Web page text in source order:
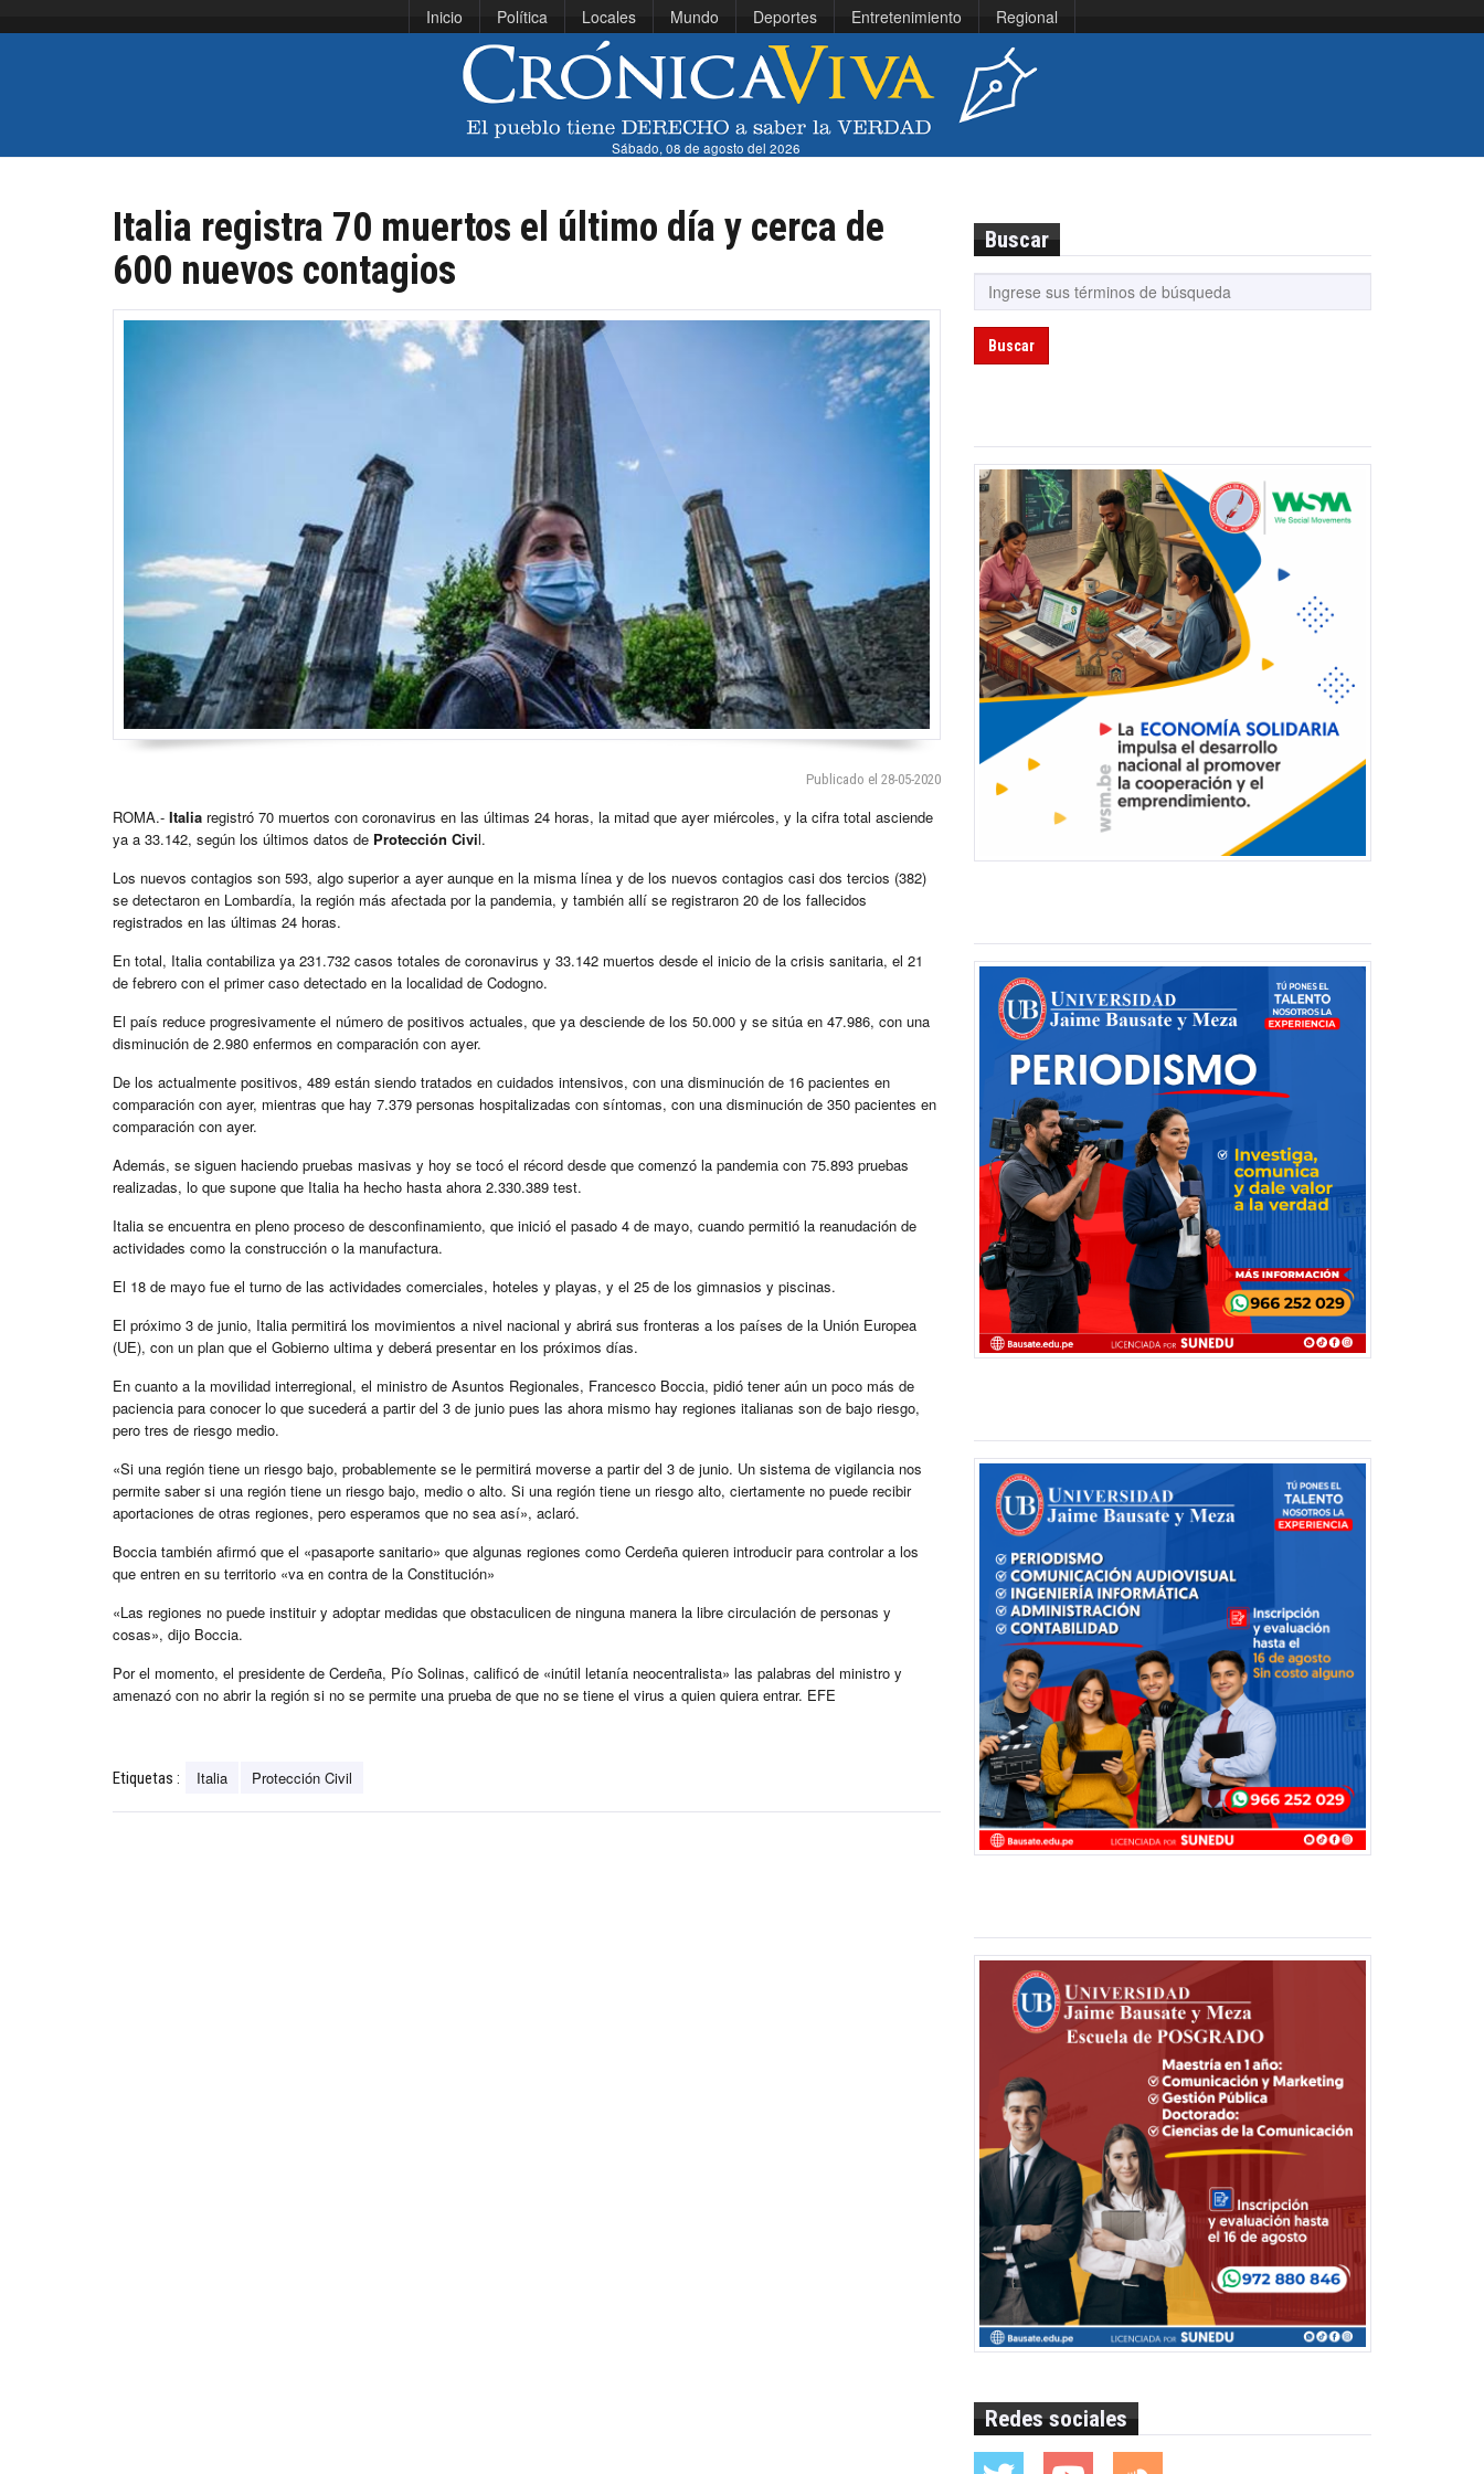
Inicio Política Locales Mundo Deportes Entretenimiento Regional
Sábado, 08 de agosto del 2026
Italia registra 70 muertos el último día y cerca de
600 nuevos contagios
Publicado el 28-05-2020
ROMA.- Italia registró 70 muertos con coronavirus en las últimas 24 horas, la mitad que ayer miércoles, y la cifra total asciende
ya a 33.142, según los últimos datos de Protección Civil.
Los nuevos contagios son 593, algo superior a ayer aunque en la misma línea y de los nuevos contagios casi dos tercios (382)
se detectaron en Lombardía, la región más afectada por la pandemia, y también allí se registraron 20 de los fallecidos
registrados en las últimas 24 horas.
En total, Italia contabiliza ya 231.732 casos totales de coronavirus y 33.142 muertos desde el inicio de la crisis sanitaria, el 21
de febrero con el primer caso detectado en la localidad de Codogno.
El país reduce progresivamente el número de positivos actuales, que ya desciende de los 50.000 y se sitúa en 47.986, con una
disminución de 2.980 enfermos en comparación con ayer.
De los actualmente positivos, 489 están siendo tratados en cuidados intensivos, con una disminución de 16 pacientes en
comparación con ayer, mientras que hay 7.379 personas hospitalizadas con síntomas, con una disminución de 350 pacientes en
comparación con ayer.
Además, se siguen haciendo pruebas masivas y hoy se tocó el récord desde que comenzó la pandemia con 75.893 pruebas
realizadas, lo que supone que Italia ha hecho hasta ahora 2.330.389 test.
Italia se encuentra en pleno proceso de desconfinamiento, que inició el pasado 4 de mayo, cuando permitió la reanudación de
actividades como la construcción o la manufactura.
El 18 de mayo fue el turno de las actividades comerciales, hoteles y playas, y el 25 de los gimnasios y piscinas.
El próximo 3 de junio, Italia permitirá los movimientos a nivel nacional y abrirá sus fronteras a los países de la Unión Europea
(UE), con un plan que el Gobierno ultima y deberá presentar en los próximos días.
En cuanto a la movilidad interregional, el ministro de Asuntos Regionales, Francesco Boccia, pidió tener aún un poco más de
paciencia para conocer lo que sucederá a partir del 3 de junio pues las ahora mismo hay regiones italianas son de bajo riesgo,
pero tres de riesgo medio.
«Si una región tiene un riesgo bajo, probablemente se le permitirá moverse a partir del 3 de junio. Un sistema de vigilancia nos
permite saber si una región tiene un riesgo bajo, medio o alto. Si una región tiene un riesgo alto, ciertamente no puede recibir
aportaciones de otras regiones, pero esperamos que no sea así», aclaró.
Boccia también afirmó que el «pasaporte sanitario» que algunas regiones como Cerdeña quieren introducir para controlar a los
que entren en su territorio «va en contra de la Constitución»
«Las regiones no puede instituir y adoptar medidas que obstaculicen de ninguna manera la libre circulación de personas y
cosas», dijo Boccia.
Por el momento, el presidente de Cerdeña, Pío Solinas, calificó de «inútil letanía neocentralista» las palabras del ministro y
amenazó con no abrir la región si no se permite una prueba de que no se tiene el virus a quien quiera entrar. EFE
Etiquetas : Italia Protección Civil
Buscar
Buscar
Redes sociales